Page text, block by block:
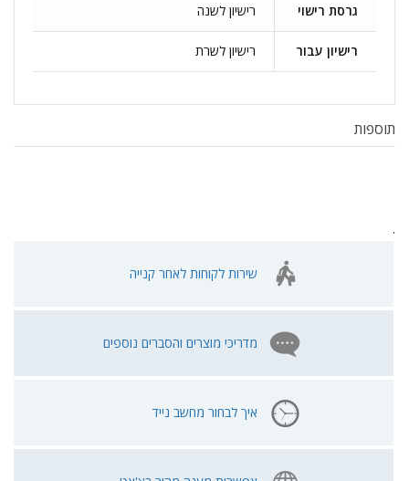
גרסת רישוי רישיון לשנה
רישיון עבור רישיון לשרת
תוספות
.
שירות לקוחות לאחר קנייה
מדריכי מוצרים והסברים נוספים
איך לבחור מחשב נייד